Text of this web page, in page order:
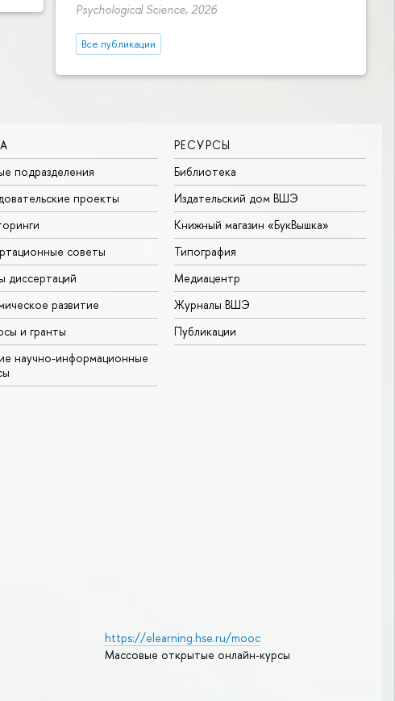
Psychological Science, 2026
Все публикации
подразделения
проекты
советы
диссертаций
развитие
и гранты
научно-информационные
РЕСУРСЫ
Библиотека
Издательский дом ВШЭ
Книжный магазин «БукВышка»
Типография
Медиацентр
Журналы ВШЭ
Публикации
https://elearning.hse.ru/mooc
Массовые открытые онлайн-курсы